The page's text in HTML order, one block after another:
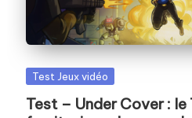
m
Posted
Test Jeux vidéo
Test – Under Cover : le